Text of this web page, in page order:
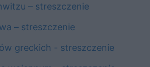
– streszczenie
– streszczenie
greckich - streszczenie